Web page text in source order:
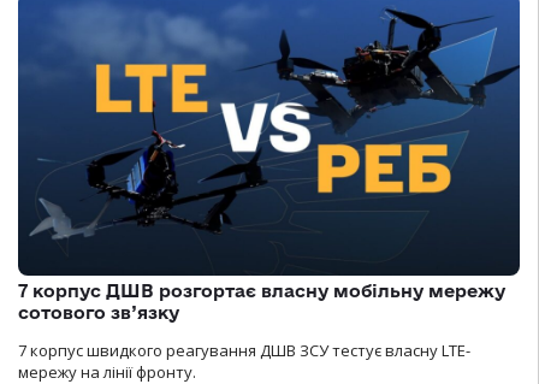
7 корпус ДШВ розгортає власну мобільну мережу
сотового зв’язку
7 корпус швидкого реагування ДШВ ЗСУ тестує власну LTE-
мережу на лінії фронту.